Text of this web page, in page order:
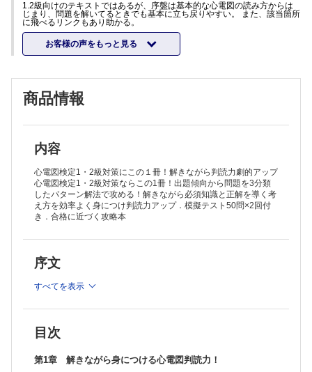
1.2級向けのテキストではあるが、序盤は基本的な心電図の読み方からは
じまり、問題を解いてるときでも基本に立ち戻りやすい。 また、該当箇所
に飛べるリンクもあり助かる。
お客様の声をもっと見る
商品情報
内容
心電図検定1・2級対策にこの１冊！解きながら判読力劇的アップ
心電図検定1・2級対策ならこの1冊！出題傾向から問題を3分類
したパターン解法で攻める！解きながら必須知識と正解を導く考
え方を効率よく身につけ判読力アップ．模擬テスト50問×2回付
き．合格に近づく攻略本
序文
すべてを表示
目次
第1章 解きながら身につける心電図判読力！